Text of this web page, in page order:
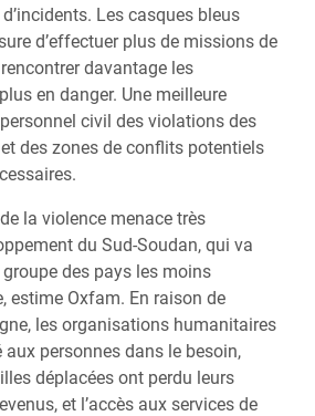
Les casques bleus
d’effectuer plus de missions de
davantage les
en danger. Une meilleure
civil des violations des
des zones de conflits potentiels
la violence menace très
du Sud-Soudan, qui va
des pays les moins
estime Oxfam. En raison de
les organisations humanitaires
personnes dans le besoin,
déplacées ont perdu leurs
et l’accès aux services de